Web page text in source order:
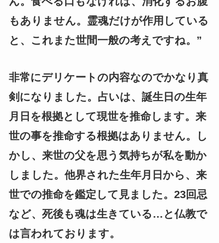
もありません。霊魂だけが作用している
と、これまた世間一般の考えですね。”
非常にデリケートの内容なのでかなり真
剣になりました。占いは、誕生日の生年
月日を根拠として現世を推命します。来
世の事を推命する根拠はありません。し
かし、来世の父を思う気持ちが私を動か
しました。他界された生年月日から、来
世での推命を鑑定して見ました。23回忌
など、死後も魂は生きている…と仏教で
は言われております。